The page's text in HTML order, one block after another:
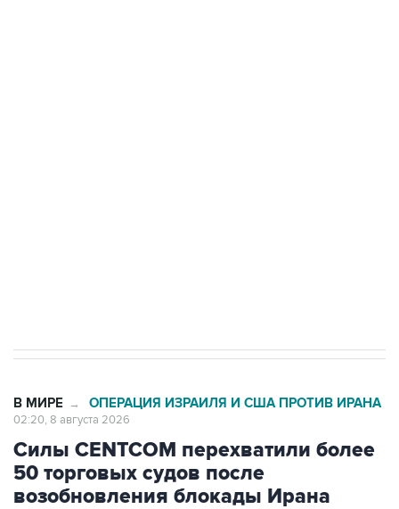
В МИРЕ → ОПЕРАЦИЯ ИЗРАИЛЯ И США ПРОТИВ ИРАНА
02:20, 8 августа 2026
Силы CENTCOM перехватили более
50 торговых судов после
возобновления блокады Ирана